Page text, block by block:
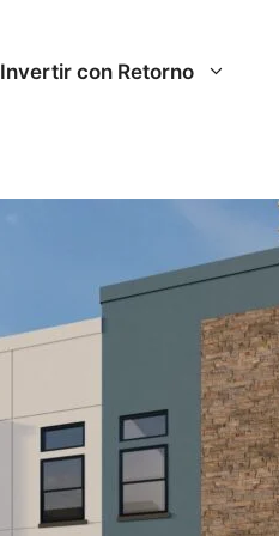
Invertir con Retorno